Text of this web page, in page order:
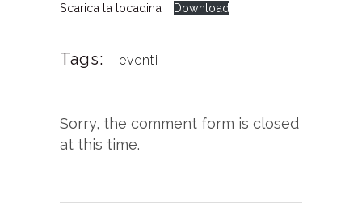
Scarica la locadina Download
Tags: eventi
Sorry, the comment form is closed
at this time.